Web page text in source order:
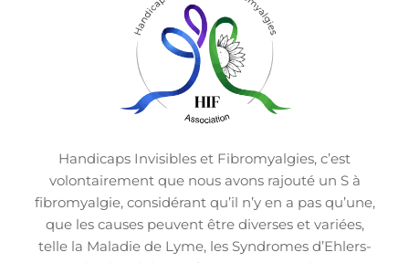
Handicaps Invisibles et Fibromyalgies, c’est
volontairement que nous avons rajouté un S à
fibromyalgie, considérant qu’il n’y en a pas qu’une,
que les causes peuvent être diverses et variées,
telle la Maladie de Lyme, les Syndromes d’Ehlers-